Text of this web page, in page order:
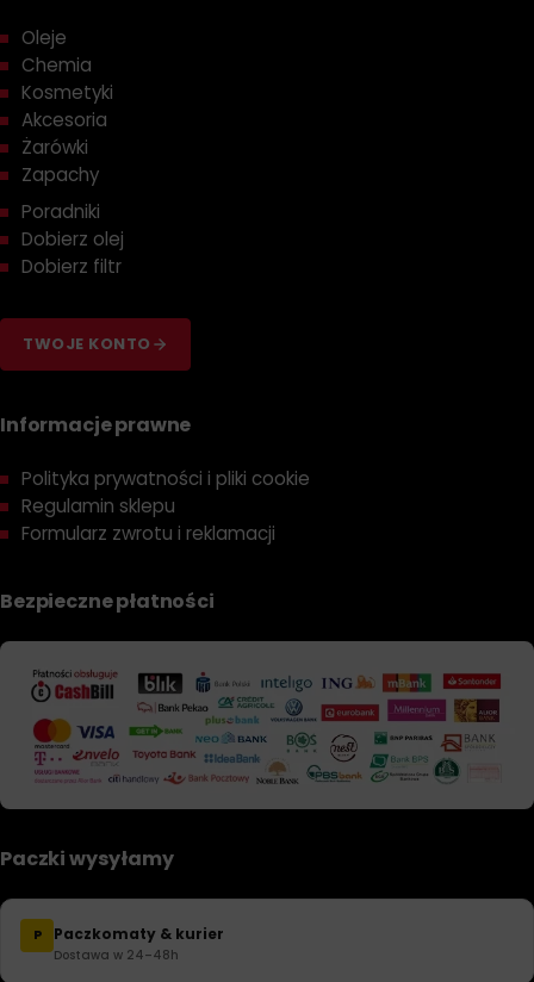
Oleje
Chemia
Kosmetyki
Akcesoria
Żarówki
Zapachy
Poradniki
Dobierz olej
Dobierz filtr
TWOJE KONTO
Informacje prawne
Polityka prywatności i pliki cookie
Regulamin sklepu
Formularz zwrotu i reklamacji
Bezpieczne płatności
Paczki wysyłamy
P Paczkomaty & kurier
Dostawa w 24–48h